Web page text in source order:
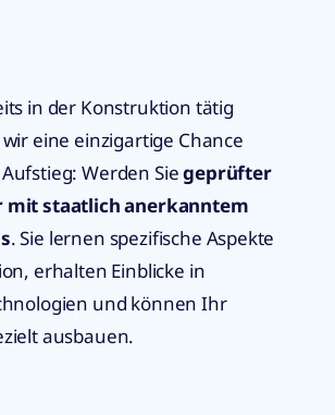
in der Konstruktion tätig
eine einzigartige Chance
Werden Siegeprüfter
mit staatlich anerkanntem
. Sie lernen spezifische Aspekte
erhalten Einblicke in
und können Ihr
ausbauen.